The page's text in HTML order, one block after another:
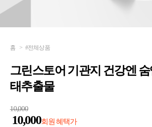
홈 >#전체상품
그린스토어 기관지 건강엔
태추출물
10,000
10,000회원 혜택가